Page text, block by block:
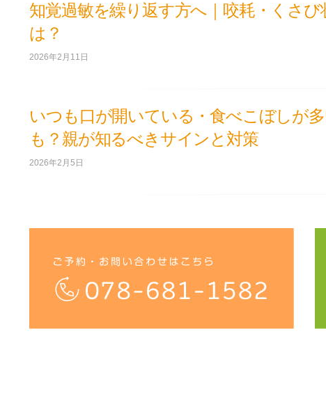
知覚過敏を繰り返す方へ｜咬耗・くさび
は？
2026年2月11日
いつも口が開いている・食べこぼしが
も？親が知るべきサインと対策
2026年2月5日